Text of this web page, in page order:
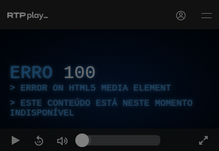
ERRO 100
ERROR ON HTML5 MEDIA ELEMENT
ESTE CONTEÚDO ESTÁ NESTE MOMENTO
INDISPONÍVEL